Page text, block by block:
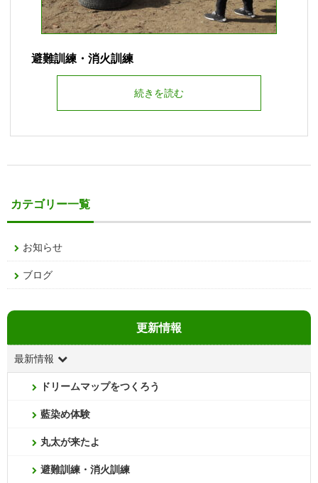
避難訓練・消火訓練
続きを読む
カテゴリー一覧
お知らせ
ブログ
更新情報
最新情報
ドリームマップをつくろう
藍染め体験
丸太が来たよ
避難訓練・消火訓練